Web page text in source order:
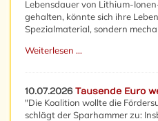
Lebensdauer von Lithium-
gehalten, könnte sich ihre
Spezialmaterial, sondern
Weiterlesen …
10.07.2026 Tausende Euro
"Die Koalition wollte die
schlägt der Sparhammer zu: